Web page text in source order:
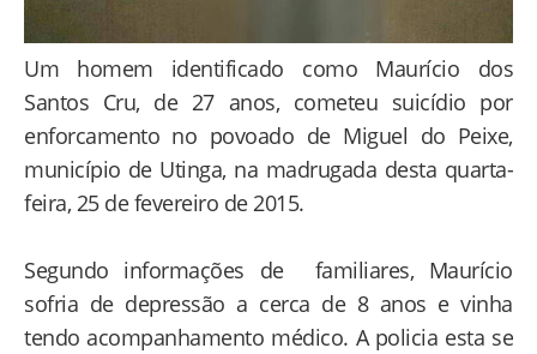
Um homem identificado como Maurício dos
Santos Cru, de 27 anos, cometeu suicídio por
enforcamento no povoado de Miguel do Peixe,
município de Utinga, na madrugada desta quarta-
feira, 25 de fevereiro de 2015.
Segundo informações de familiares, Maurício
sofria de depressão a cerca de 8 anos e vinha
tendo acompanhamento médico. A policia esta se